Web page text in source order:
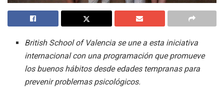
British School of Valencia se une a esta iniciativa
internacional con una programación que promueve
los buenos hábitos desde edades tempranas para
prevenir problemas psicológicos.